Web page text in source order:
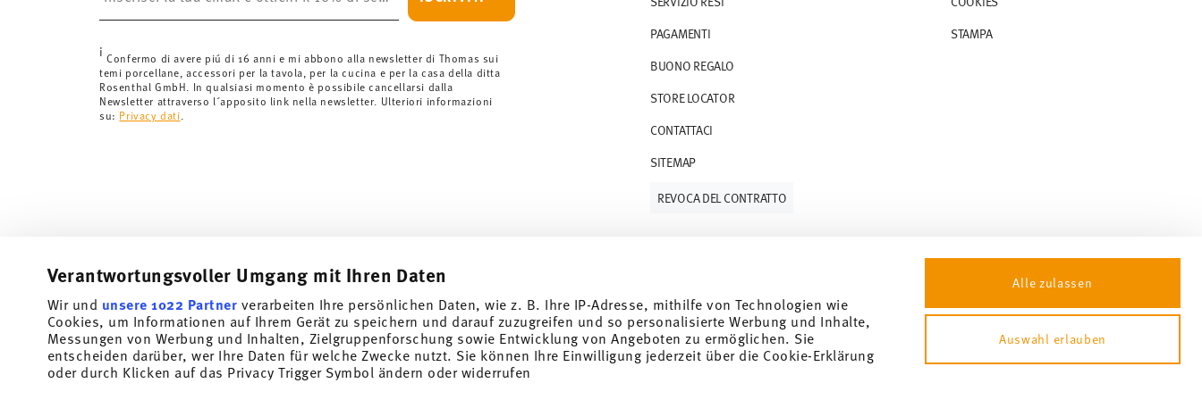
Verantwortungsvoller Umgang mit Ihren Daten
Wir und unsere 1022 Partner verarbeiten Ihre persönlichen Daten, wie z. B. Ihre IP-Adresse, mithilfe von Technologien wie
Cookies, um Informationen auf Ihrem Gerät zu speichern und darauf zuzugreifen und so personalisierte Werbung und Inhalte,
Messungen von Werbung und Inhalten, Zielgruppenforschung sowie Entwicklung von Angeboten zu ermöglichen. Sie
entscheiden darüber, wer Ihre Daten für welche Zwecke nutzt. Sie können Ihre Einwilligung jederzeit über die Cookie-Erklärung
oder durch Klicken auf das Privacy Trigger Symbol ändern oder widerrufen
Alle zulassen
Auswahl erlauben
Svizzera:Le spedizioni in Svizzera sono gratuite per ordini a partire da 69,90 CHF. Per ordini
Tempi di spedizione in Italia:5-7 giorni lavorativi per gli articoli in stock. Puoi visualizzare i tempi
di consegna per altri paesiqui.
Fornitore del servizio di spedizione:Spediamo con UPS (consegna standard) in Italia.
TracciabilitàRiceverete un codice di tracciamento via e-mail non appena il vostro pacco verrà
i Confermo di avere piú di 16 anni e mi abbono alla newsletter di Thomas sui
temi porcellane, accessori per la tavola, per la cucina e per la casa della ditta
Rosenthal GmbH. In qualsiasi momento è possibile cancellarsi dalla
Newsletter attraverso l´apposito link nella newsletter. Ulteriori informazioni
su: Privacy dati
PAGAMENTI
BUONO REGALO
STORE LOCATOR
CONTATTACI
SITEMAP
STAMPA
REVOCA DEL CONTRATTO
Iscriviti alla nostra newsletter e ricevi il 10% di sconto!
Tieniti informato su novità, tendenze e offerte speciali.